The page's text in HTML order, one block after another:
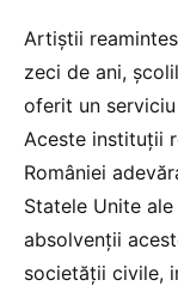
Artiștii
zeci de ani,
oferit un
Aceste instituții
României
Statele Unite
absolvenții
societății civile,